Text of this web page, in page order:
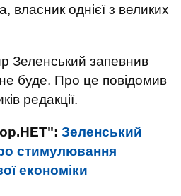
власник однієї з великих
Зеленський запевнив
буде. Про це повідомив
редакції.
Зеленський
стимулювання
економіки